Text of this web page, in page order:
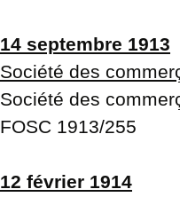
14 septembre 1913
Société des
Société des
FOSC 1913/255
12 février 1914